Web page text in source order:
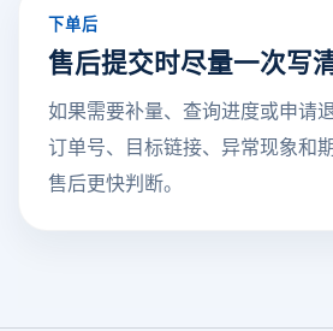
下单后
售后提交时尽量一次写
如果需要补量、查询进度或申请
订单号、目标链接、异常现象和
售后更快判断。